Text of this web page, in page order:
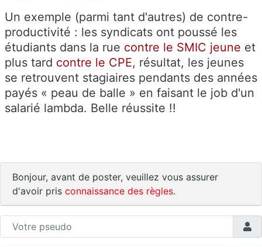
Un exemple (parmi tant d'autres) de contre-
productivité : les syndicats ont poussé les
étudiants dans la rue contre le SMIC jeune et
plus tard contre le CPE, résultat, les jeunes
se retrouvent stagiaires pendants des années
payés « peau de balle » en faisant le job d'un
salarié lambda. Belle réussite !!
Bonjour, avant de poster, veuillez vous assurer
d'avoir pris connaissance des règles.